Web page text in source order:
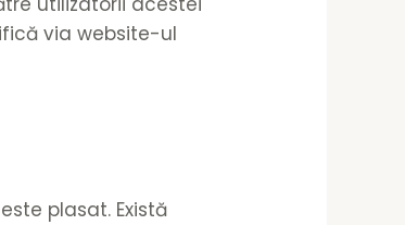
via website-ul
plasat. Există